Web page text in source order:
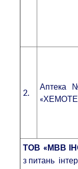
2.
ТОВ «МВВ
з питань